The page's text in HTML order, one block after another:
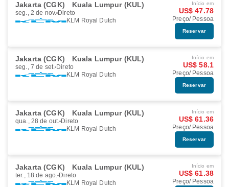
Jakarta (CGK) Kuala Lumpur (KUL)
seg., 2 de nov. Direto
KLM Royal Dutch
Início em
US$ 47.78
Preço/ Pessoa
Reservar
Jakarta (CGK) Kuala Lumpur (KUL)
seg., 7 de set. Direto
KLM Royal Dutch
Início em
US$ 58.1
Preço/ Pessoa
Reservar
Jakarta (CGK) Kuala Lumpur (KUL)
qua., 28 de out. Direto
KLM Royal Dutch
Início em
US$ 61.36
Preço/ Pessoa
Reservar
Jakarta (CGK) Kuala Lumpur (KUL)
ter., 18 de ago. Direto
KLM Royal Dutch
Início em
US$ 61.38
Preço/ Pessoa